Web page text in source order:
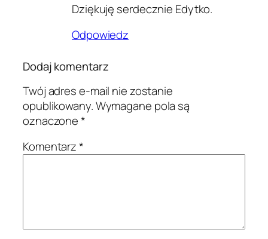
Dziękuję serdecznie Edytko.
Odpowiedz
Dodaj komentarz
Twój adres e-mail nie zostanie
opublikowany.Wymagane pola są
oznaczone*
Komentarz*